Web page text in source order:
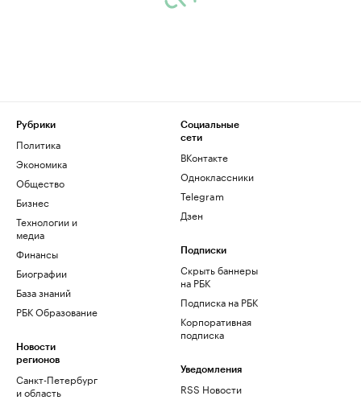
Рубрики
Политика
Экономика
Общество
Бизнес
Технологии и
медиа
Финансы
Биографии
База знаний
РБК Образование
Новости
регионов
Санкт-Петербург
и область
Социальные
сети
ВКонтакте
Одноклассники
Telegram
Дзен
Подписки
Скрыть баннеры
на РБК
Подписка на РБК
Корпоративная
подписка
Уведомления
RSS Новости